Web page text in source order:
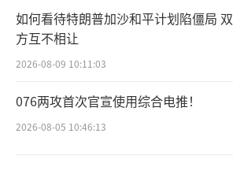
如何看待特朗普加沙和平计划陷僵局 双
方互不相让
2026-08-09 10:11:03
076两攻首次官宣使用综合电推！
2026-08-05 10:46:13